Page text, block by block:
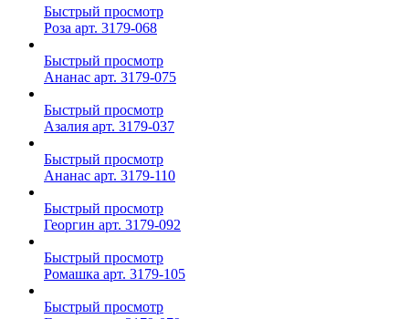
Быстрый просмотр
Роза арт. 3179-068
Быстрый просмотр
Ананас арт. 3179-075
Быстрый просмотр
Азалия арт. 3179-037
Быстрый просмотр
Ананас арт. 3179-110
Быстрый просмотр
Георгин арт. 3179-092
Быстрый просмотр
Ромашка арт. 3179-105
Быстрый просмотр